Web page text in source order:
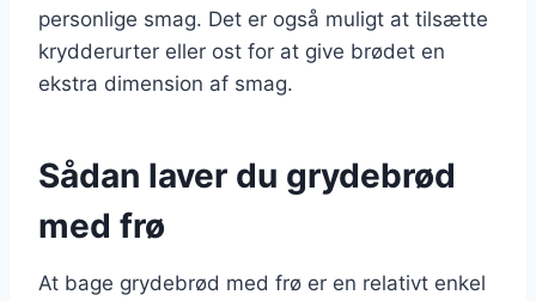
personlige smag. Det er også muligt at tilsætte
krydderurter eller ost for at give brødet en
ekstra dimension af smag.
Sådan laver du grydebrød
med frø
At bage grydebrød med frø er en relativt enkel